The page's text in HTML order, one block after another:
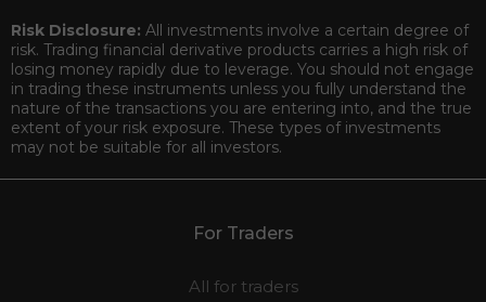
Risk Disclosure: All investments involve a certain degree of
risk. Trading financial derivative products carries a high risk of
losing money rapidly due to leverage. You should not engage
in trading these instruments unless you fully understand the
nature of the transactions you are entering into, and the true
extent of your risk exposure. These types of investments
may not be suitable for all investors.
For Traders
All for traders